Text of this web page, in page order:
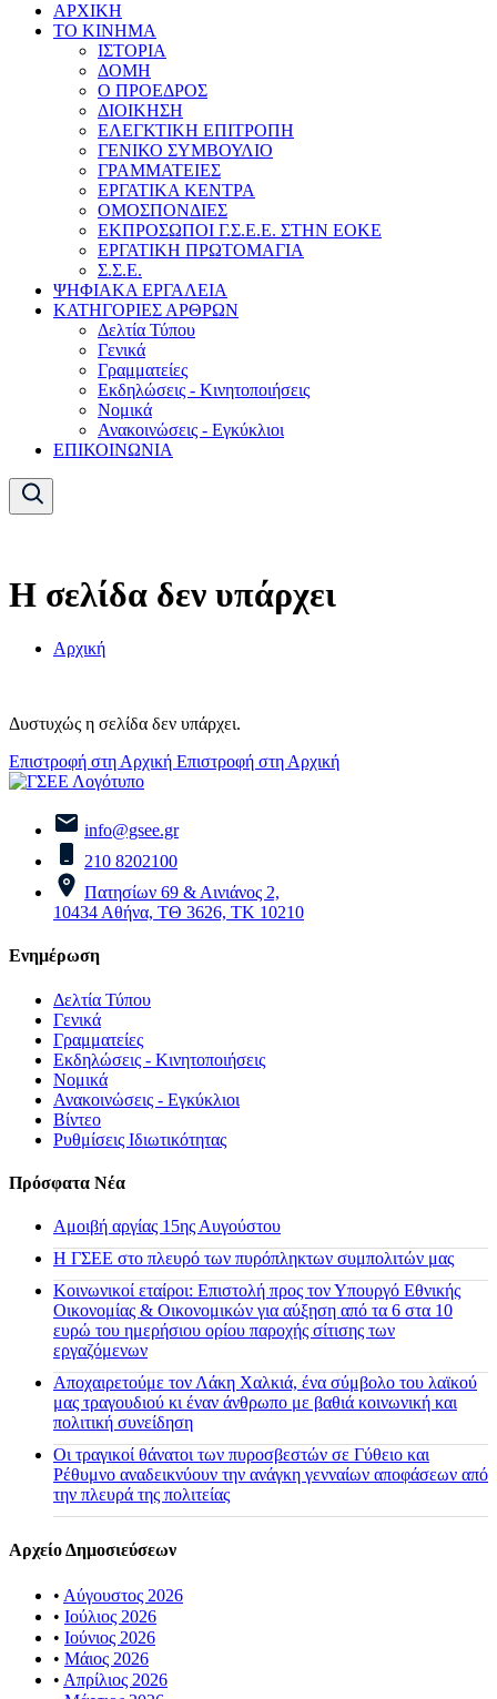
ΑΡΧΙΚΗ
ΤΟ ΚΙΝΗΜΑ
ΙΣΤΟΡΙΑ
ΔΟΜΗ
Ο ΠΡΟΕΔΡΟΣ
ΔΙΟΙΚΗΣΗ
ΕΛΕΓΚΤΙΚΗ ΕΠΙΤΡΟΠΗ
ΓΕΝΙΚΟ ΣΥΜΒΟΥΛΙΟ
ΓΡΑΜΜΑΤΕΙΕΣ
ΕΡΓΑΤΙΚΑ ΚΕΝΤΡΑ
ΟΜΟΣΠΟΝΔΙΕΣ
ΕΚΠΡΟΣΩΠΟΙ Γ.Σ.Ε.Ε. ΣΤΗΝ ΕΟΚΕ
ΕΡΓΑΤΙΚΗ ΠΡΩΤΟΜΑΓΙΑ
Σ.Σ.Ε.
ΨΗΦΙΑΚΑ ΕΡΓΑΛΕΙΑ
ΚΑΤΗΓΟΡΙΕΣ ΑΡΘΡΩΝ
Δελτία Τύπου
Γενικά
Γραμματείες
Εκδηλώσεις - Κινητοποιήσεις
Νομικά
Ανακοινώσεις - Εγκύκλιοι
ΕΠΙΚΟΙΝΩΝΙΑ
Η σελίδα δεν υπάρχει
Αρχική
Δυστυχώς η σελίδα δεν υπάρχει.
Επιστροφή στη Αρχική Επιστροφή στη Αρχική
info@gsee.gr
210 8202100
Πατησίων 69 & Αινιάνος 2,
10434 Αθήνα, ΤΘ 3626, ΤΚ 10210
Ενημέρωση
Δελτία Τύπου
Γενικά
Γραμματείες
Εκδηλώσεις - Κινητοποιήσεις
Νομικά
Ανακοινώσεις - Εγκύκλιοι
Βίντεο
Ρυθμίσεις Ιδιωτικότητας
Πρόσφατα Νέα
Αμοιβή αργίας 15ης Αυγούστου
H ΓΣΕΕ στο πλευρό των πυρόπληκτων συμπολιτών μας
Κοινωνικοί εταίροι: Επιστολή προς τον Υπουργό Εθνικής
Οικονομίας & Οικονομικών για αύξηση από τα 6 στα 10
ευρώ του ημερήσιου ορίου παροχής σίτισης των
εργαζόμενων
Αποχαιρετούμε τον Λάκη Χαλκιά, ένα σύμβολο του λαϊκού
μας τραγουδιού κι έναν άνθρωπο με βαθιά κοινωνική και
πολιτική συνείδηση
Οι τραγικοί θάνατοι των πυροσβεστών σε Γύθειο και
Ρέθυμνο αναδεικνύουν την ανάγκη γενναίων αποφάσεων από
την πλευρά της πολιτείας
Αρχείο Δημοσιεύσεων
• Αύγουστος 2026
• Ιούλιος 2026
• Ιούνιος 2026
• Μάιος 2026
• Απρίλιος 2026